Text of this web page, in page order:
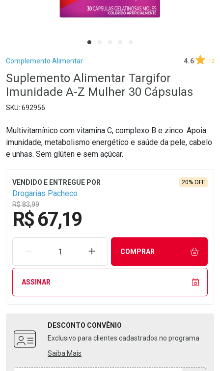
Breadcrumb
Complemento Alimentar 4.6 12
Suplemento Alimentar Targifor
Imunidade A-Z Mulher 30 Cápsulas
692956
Multivitamínico com vitamina C, complexo B e zinco. Apoia
imunidade, metabolismo energético e saúde da pele, cabelo
e unhas. Sem glúten e sem açúcar.
Drogarias Pacheco
R$ 83,99
20% OFF
R$ 67,19
REMOVER UMA UNIDADEAUMENTAR UMA UNIDADE
COMPRAR
ASSINAR
DESCONTO CONVÊNIO
Exclusivo para clientes cadastrados no programa
Saiba Mais